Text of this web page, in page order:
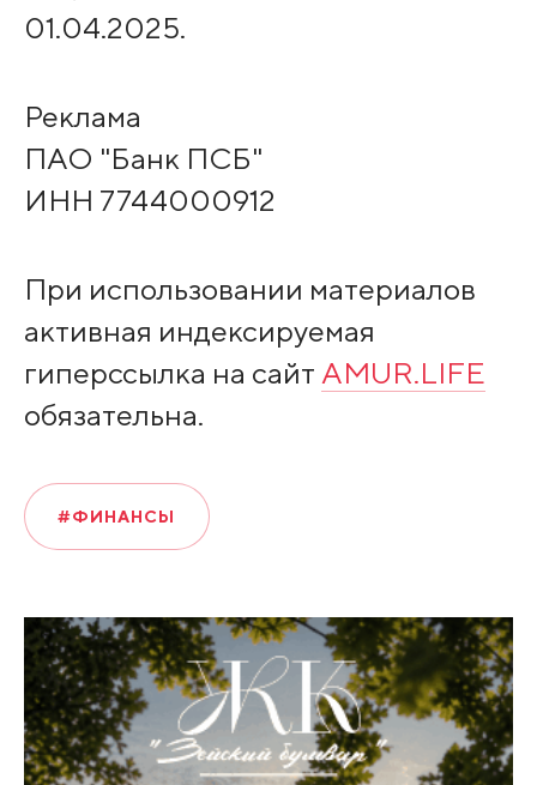
01.04.2025.
Реклама
ПАО "Банк ПСБ"
ИНН 7744000912
При использовании материалов
активная индексируемая
гиперссылка на сайт AMUR.LIFE
обязательна.
#ФИНАНСЫ